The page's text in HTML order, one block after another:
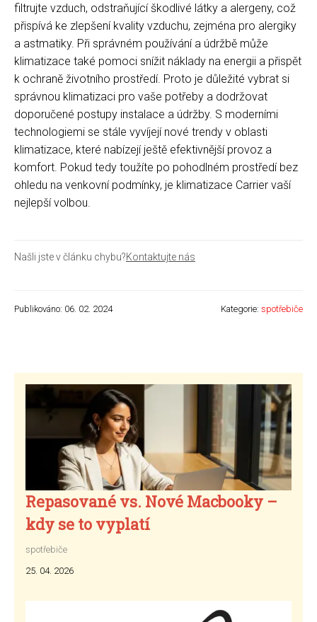
filtrujte vzduch, odstraňující škodlivé látky a alergeny, což
přispívá ke zlepšení kvality vzduchu, zejména pro alergiky
a astmatiky. Při správném používání a údržbě může
klimatizace také pomoci snížit náklady na energii a přispět
k ochraně životního prostředí. Proto je důležité vybrat si
správnou klimatizaci pro vaše potřeby a dodržovat
doporučené postupy instalace a údržby. S moderními
technologiemi se stále vyvíjejí nové trendy v oblasti
klimatizace, které nabízejí ještě efektivnější provoz a
komfort. Pokud tedy toužíte po pohodlném prostředí bez
ohledu na venkovní podmínky, je klimatizace Carrier vaší
nejlepší volbou.
Našli jste v článku chybu?Kontaktujte nás
Publikováno: 06. 02. 2024 Kategorie: spotřebiče
Repasované vs. Nové Macbooky –
kdy se to vyplatí
spotřebiče
25. 04. 2026